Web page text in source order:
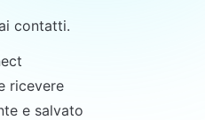
contatti.
ricevere
e salvato